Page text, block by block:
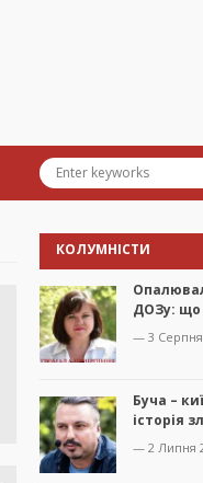
КОЛУМНІСТИ
ДОЗу: що
— 3 Серпня
Буча –
історія
— 2 Липня